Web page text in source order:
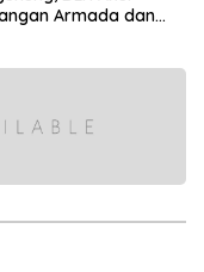
Armada dan